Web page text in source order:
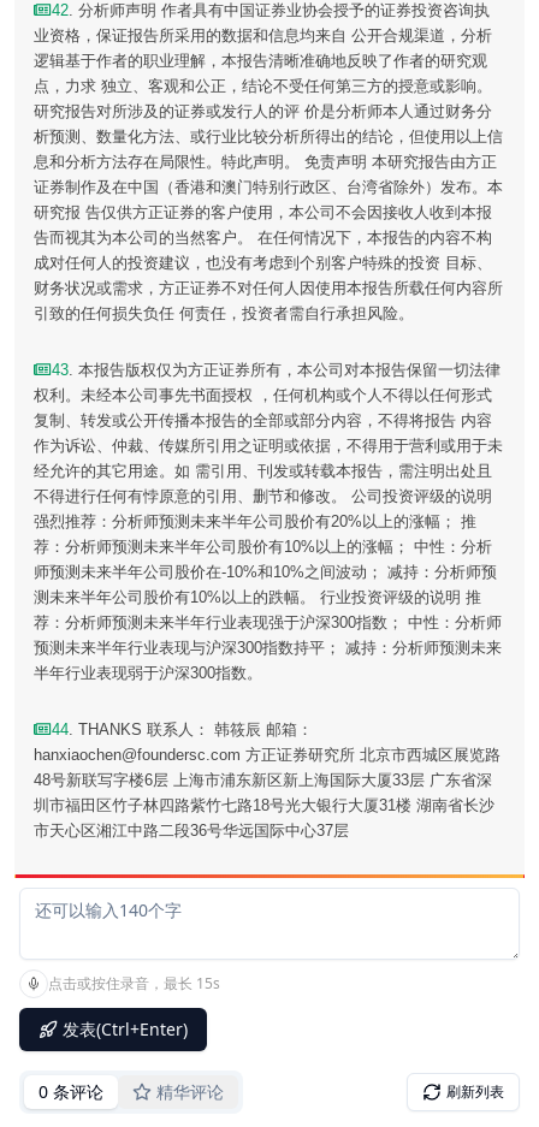
42. 分析师声明 作者具有中国证券业协会授予的证券投资咨询执
业资格，保证报告所采用的数据和信息均来自 公开合规渠道，分析
逻辑基于作者的职业理解，本报告清晰准确地反映了作者的研究观
点，力求 独立、客观和公正，结论不受任何第三方的授意或影响。
研究报告对所涉及的证券或发行人的评 价是分析师本人通过财务分
析预测、数量化方法、或行业比较分析所得出的结论，但使用以上信
息和分析方法存在局限性。特此声明。 免责声明 本研究报告由方正
证券制作及在中国（香港和澳门特别行政区、台湾省除外）发布。本
研究报 告仅供方正证券的客户使用，本公司不会因接收人收到本报
告而视其为本公司的当然客户。 在任何情况下，本报告的内容不构
成对任何人的投资建议，也没有考虑到个别客户特殊的投资 目标、
财务状况或需求，方正证券不对任何人因使用本报告所载任何内容所
引致的任何损失负任 何责任，投资者需自行承担风险。
43. 本报告版权仅为方正证券所有，本公司对本报告保留一切法律
权利。未经本公司事先书面授权 ，任何机构或个人不得以任何形式
复制、转发或公开传播本报告的全部或部分内容，不得将报告 内容
作为诉讼、仲裁、传媒所引用之证明或依据，不得用于营利或用于未
经允许的其它用途。如 需引用、刊发或转载本报告，需注明出处且
不得进行任何有悖原意的引用、删节和修改。 公司投资评级的说明
强烈推荐：分析师预测未来半年公司股价有20%以上的涨幅； 推
荐：分析师预测未来半年公司股价有10%以上的涨幅； 中性：分析
师预测未来半年公司股价在-10%和10%之间波动； 减持：分析师预
测未来半年公司股价有10%以上的跌幅。 行业投资评级的说明 推
荐：分析师预测未来半年行业表现强于沪深300指数； 中性：分析师
预测未来半年行业表现与沪深300指数持平； 减持：分析师预测未来
半年行业表现弱于沪深300指数。
44. THANKS 联系人： 韩筱辰 邮箱：
hanxiaochen@foundersc.com 方正证券研究所 北京市西城区展览路
48号新联写字楼6层 上海市浦东新区新上海国际大厦33层 广东省深
圳市福田区竹子林四路紫竹七路18号光大银行大厦31楼 湖南省长沙
市天心区湘江中路二段36号华远国际中心37层